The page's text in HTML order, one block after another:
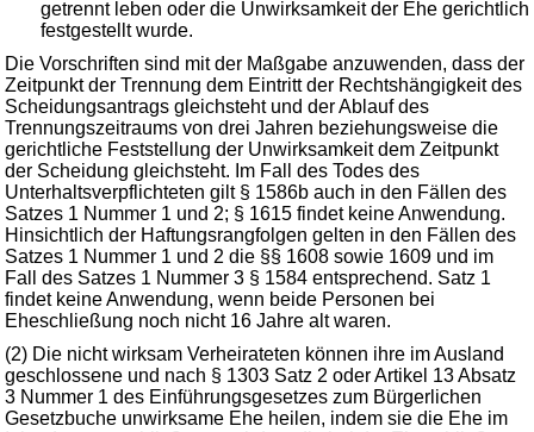
getrennt leben oder die Unwirksamkeit der Ehe gerichtlich
festgestellt wurde.
Die Vorschriften sind mit der Maßgabe anzuwenden, dass der
Zeitpunkt der Trennung dem Eintritt der Rechtshängigkeit des
Scheidungsantrags gleichsteht und der Ablauf des
Trennungszeitraums von drei Jahren beziehungsweise die
gerichtliche Feststellung der Unwirksamkeit dem Zeitpunkt
der Scheidung gleichsteht. Im Fall des Todes des
Unterhaltsverpflichteten gilt § 1586b auch in den Fällen des
Satzes 1 Nummer 1 und 2; § 1615 findet keine Anwendung.
Hinsichtlich der Haftungsrangfolgen gelten in den Fällen des
Satzes 1 Nummer 1 und 2 die §§ 1608 sowie 1609 und im
Fall des Satzes 1 Nummer 3 § 1584 entsprechend. Satz 1
findet keine Anwendung, wenn beide Personen bei
Eheschließung noch nicht 16 Jahre alt waren.
(2) Die nicht wirksam Verheirateten können ihre im Ausland
geschlossene und nach § 1303 Satz 2 oder Artikel 13 Absatz
3 Nummer 1 des Einführungsgesetzes zum Bürgerlichen
Gesetzbuche unwirksame Ehe heilen, indem sie die Ehe im